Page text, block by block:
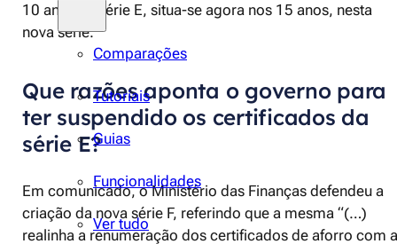
Comparações
Tutoriais
Guias
Funcionalidades
Ver tudo
10 anos na série E, situa-se agora nos 15 anos, nesta
nova série.
Que razões aponta o governo para
ter suspendido os certificados da
série E?
Em comunicado, o Ministério das Finanças defendeu a
criação da nova série F, referindo que a mesma “(…)
realinha a renumeração dos certificados de aforro com a